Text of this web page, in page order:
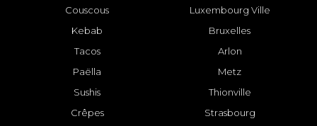
Couscous
Kebab
Tacos
Paëlla
Sushis
Crêpes
Luxembourg Ville
Bruxelles
Arlon
Metz
Thionville
Strasbourg